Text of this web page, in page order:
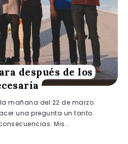
después de los
mañana del 22 de marzo.
una pregunta un tanto
Mis...